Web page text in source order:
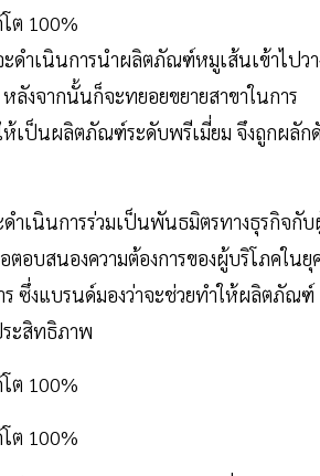
ดำเนินการนำผลิตภัณฑ์หมูเส้นเข้าไปว
ลังจากนั้นก็จะทยอยขยายสาขาในการ
ห้เป็นผลิตภัณฑ์ระดับพรีเมี่ยม จึงถูกผลัก
ำเนินการร่วมเป็นพันธมิตรทางธุรกิจกั
บสนองความต้องการของผู้บริโภคในยุ
ซึ่งแบรนด์มองว่าจะช่วยทำให้ผลิตภัณฑ์
ระสิทธิภาพ